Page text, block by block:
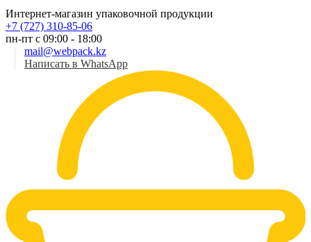
Интернет-магазин упаковочной продукции
+7 (727) 310-85-06
пн-пт с 09:00 - 18:00
mail@webpack.kz
Написать в WhatsApp